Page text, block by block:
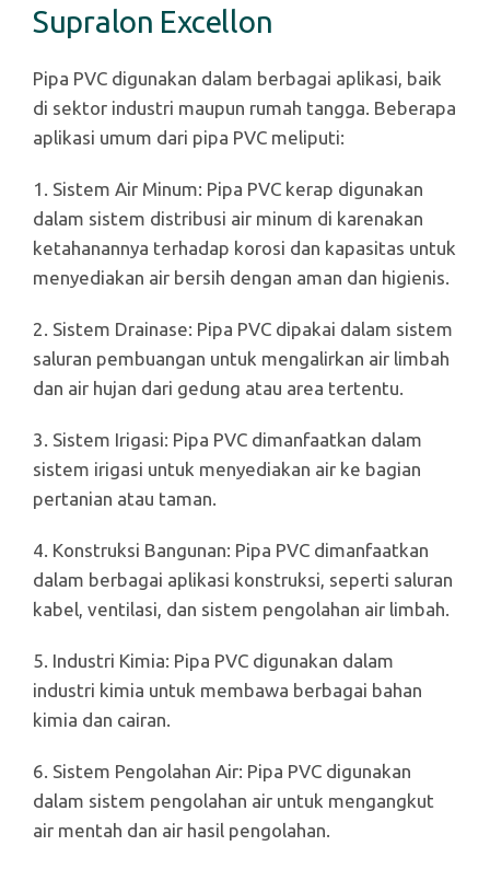
Supralon Excellon
Pipa PVC digunakan dalam berbagai aplikasi, baik
di sektor industri maupun rumah tangga. Beberapa
aplikasi umum dari pipa PVC meliputi:
1. Sistem Air Minum: Pipa PVC kerap digunakan
dalam sistem distribusi air minum di karenakan
ketahanannya terhadap korosi dan kapasitas untuk
menyediakan air bersih dengan aman dan higienis.
2. Sistem Drainase: Pipa PVC dipakai dalam sistem
saluran pembuangan untuk mengalirkan air limbah
dan air hujan dari gedung atau area tertentu.
3. Sistem Irigasi: Pipa PVC dimanfaatkan dalam
sistem irigasi untuk menyediakan air ke bagian
pertanian atau taman.
4. Konstruksi Bangunan: Pipa PVC dimanfaatkan
dalam berbagai aplikasi konstruksi, seperti saluran
kabel, ventilasi, dan sistem pengolahan air limbah.
5. Industri Kimia: Pipa PVC digunakan dalam
industri kimia untuk membawa berbagai bahan
kimia dan cairan.
6. Sistem Pengolahan Air: Pipa PVC digunakan
dalam sistem pengolahan air untuk mengangkut
air mentah dan air hasil pengolahan.